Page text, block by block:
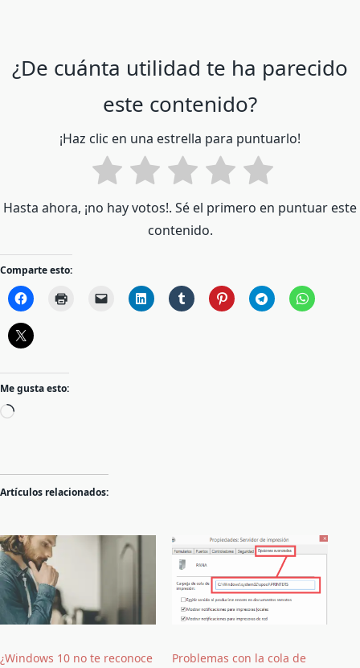
¿De cuánta utilidad te ha parecido
este contenido?
¡Haz clic en una estrella para puntuarlo!
Hasta ahora, ¡no hay votos!. Sé el primero en puntuar este
contenido.
Comparte esto:
Me gusta esto:
Artículos relacionados:
¿Windows 10 no te reconoce
Problemas con la cola de